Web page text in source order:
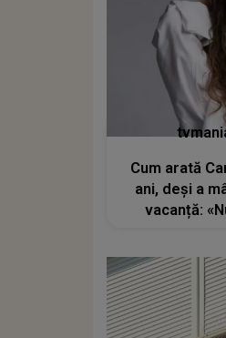
Cum arată
ani, deși a
vacanță: